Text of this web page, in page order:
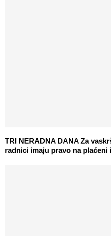
TRI NERADNA DANA Za
radnici imaju pravo na plaćeni